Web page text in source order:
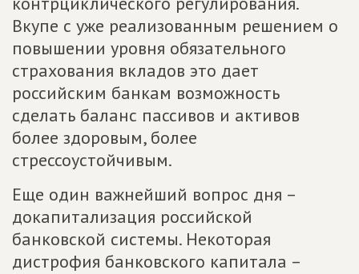
Вкупе с уже реализованным решением о
повышении уровня обязательного
страхования вкладов это дает
российским банкам возможность
сделать баланс пассивов и активов
более здоровым, более
стрессоустойчивым.
Еще один важнейший вопрос дня –
докапитализация российской
банковской системы. Некоторая
дистрофия банковского капитала –